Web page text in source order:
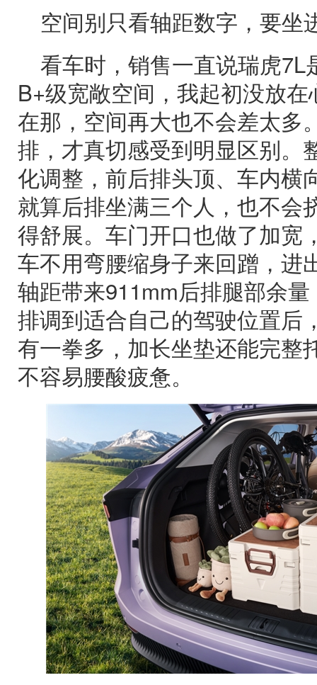
空间别只看轴距数字，要坐
看车时，销售一直说瑞虎7L
B+级宽敞空间，我起初没放
在那，空间再大也不会差太多
排，才真切感受到明显区别。
化调整，前后排头顶、车内横
就算后排坐满三个人，也不会
得舒展。车门开口也做了加宽
车不用弯腰缩身子来回蹭，进
轴距带来911mm后排腿部余
排调到适合自己的驾驶位置后
有一拳多，加长坐垫还能完整
不容易腰酸疲惫。